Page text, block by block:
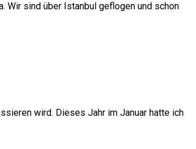
Wir sind über Istanbul geflogen und schon
wird. Dieses Jahr im Januar hatte ich